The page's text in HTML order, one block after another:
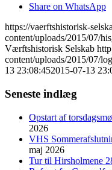
Share on WhatsApp
https://vaerftshistorisk-
content/uploads/2015/07/
Værftshistorisk Selskab
content/uploads/2015/07/
13 23:08:452015-07-13
Seneste indlæg
Opstart af
2026
VHS
maj 2026
Tur til Hirsholmene